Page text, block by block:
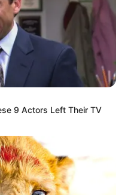
AUTHOR
9 Actors Left Their TV